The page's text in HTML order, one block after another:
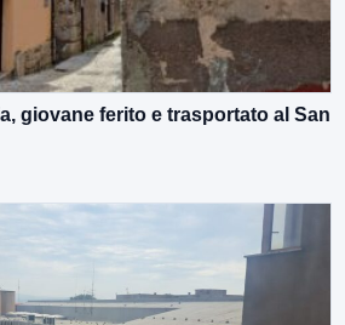
giovane ferito e trasportato al San